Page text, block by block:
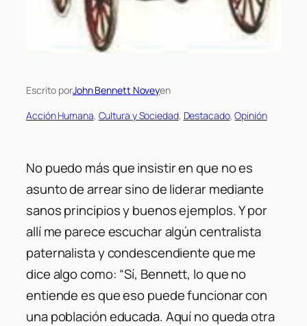
Escrito porJohn Bennett Noveyen
Acción Humana, Cultura y Sociedad, Destacado, Opinión
No puedo más que insistir en que no es
asunto de arrear sino de liderar mediante
sanos principios y buenos ejemplos. Y por
allí me parece escuchar algún centralista
paternalista y condescendiente que me
dice algo como: “Sí, Bennett, lo que no
entiende es que eso puede funcionar con
una población educada. Aquí no queda otra